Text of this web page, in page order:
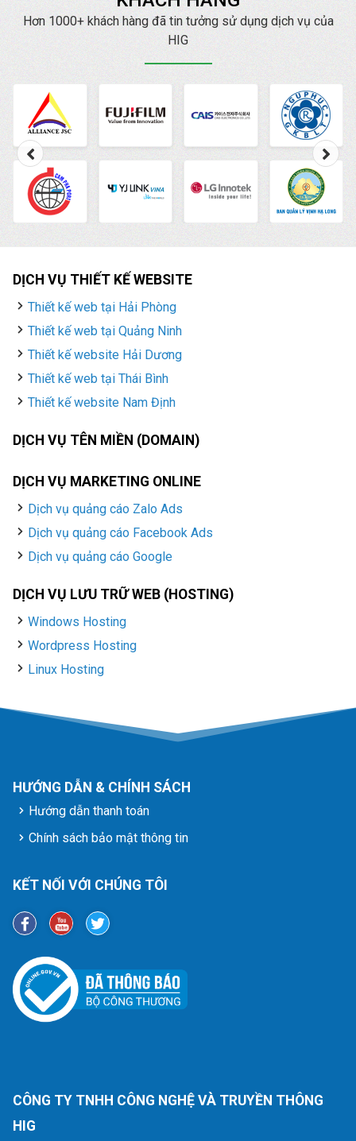
Hơn 1000+ khách hàng đã tin tưởng sử dụng dịch vụ của
HIG
DỊCH VỤ THIẾT KẾ WEBSITE
Thiết kế web tại Hải Phòng
Thiết kế web tại Quảng Ninh
Thiết kế website Hải Dương
Thiết kế web tại Thái Bình
Thiết kế website Nam Định
DỊCH VỤ TÊN MIỀN (DOMAIN)
DỊCH VỤ MARKETING ONLINE
Dịch vụ quảng cáo Zalo Ads
Dịch vụ quảng cáo Facebook Ads
Dịch vụ quảng cáo Google
DỊCH VỤ LƯU TRỮ WEB (HOSTING)
Windows Hosting
Wordpress Hosting
Linux Hosting
HƯỚNG DẪN & CHÍNH SÁCH
Hướng dẫn thanh toán
Chính sách bảo mật thông tin
KẾT NỐI VỚI CHÚNG TÔI
CÔNG TY TNHH CÔNG NGHỆ VÀ TRUYỀN THÔNG
HIG